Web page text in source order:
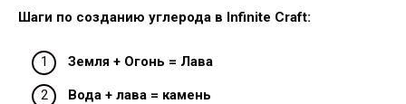
Шаги по созданию углерода в Infinite Craft:
Земля + Огонь = Лава
Вода + лава = камень